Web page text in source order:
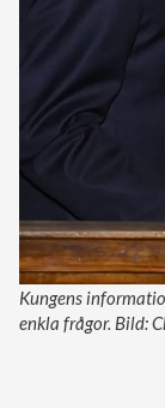
Kungens
enkla frågor. Bild: